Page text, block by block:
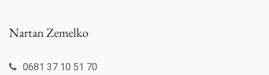
Nartan Zemelko
0681 37 10 51 70